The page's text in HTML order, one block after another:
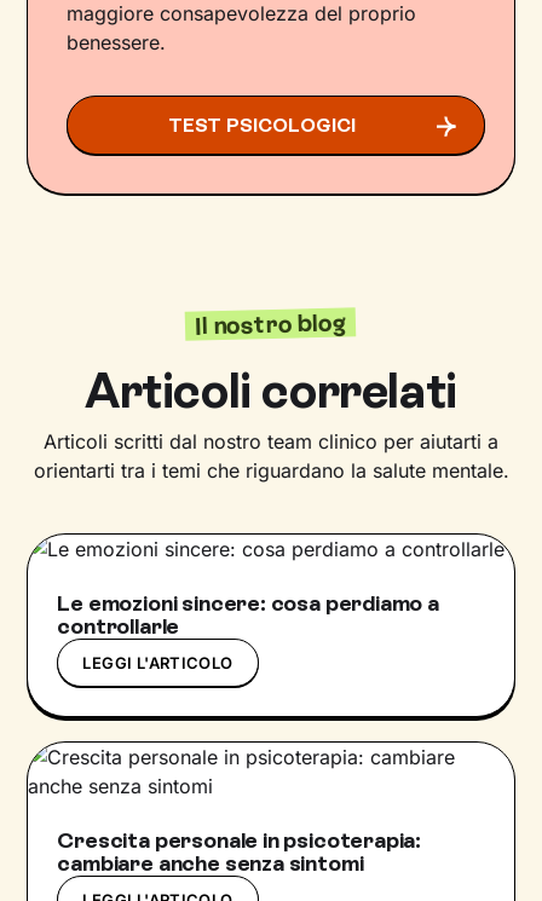
maggiore consapevolezza del proprio
benessere.
TEST PSICOLOGICI
Il nostro blog
Articoli correlati
Articoli scritti dal nostro team clinico per aiutarti a
orientarti tra i temi che riguardano la salute mentale.
Le emozioni sincere: cosa perdiamo a
controllarle
LEGGI L'ARTICOLO
Crescita personale in psicoterapia:
cambiare anche senza sintomi